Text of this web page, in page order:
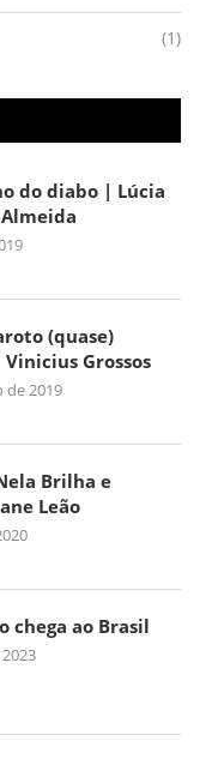
(1)
do diabo | Lúcia
(quase)
Grossos
de 2019
Brilha e
Leão
chega ao Brasil